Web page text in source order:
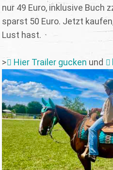
nur 49 Euro, inklusive Buch
sparst 50 Euro. Jetzt
Lust hast.
> Hier Trailer gucken und